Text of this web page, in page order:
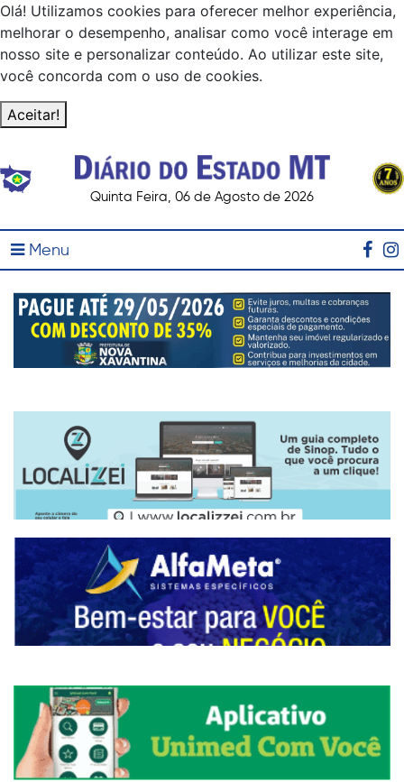
Olá! Utilizamos cookies para oferecer melhor experiência,
melhorar o desempenho, analisar como você interage em
nosso site e personalizar conteúdo. Ao utilizar este site,
você concorda com o uso de cookies.
Aceitar!
Quinta Feira, 06 de Agosto de 2026
Menu